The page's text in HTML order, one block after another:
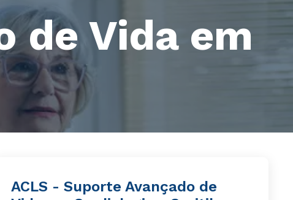
de Vida em
ACLS - Suporte Avançado de